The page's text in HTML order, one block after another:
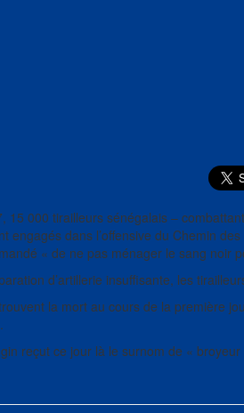
15 000 tirailleurs sénégalais –
engagés dans l’offensive du Chemin
« de ne pas ménager le sang noir
d’artillerie insuffisante, les
la mort au cours de la première
reçut ce jour là le surnom de «